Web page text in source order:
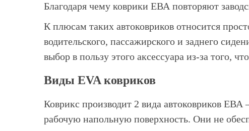
Благодаря чему коврики ЕВА повторяют
К плюсам таких автоковриков относится
водительского, пассажирского и заднего
выбор в пользу этого аксессуара из-за того,
Виды EVA ковриков
Коврикс производит 2 вида автоковриков
рабочую напольную поверхность. Они не